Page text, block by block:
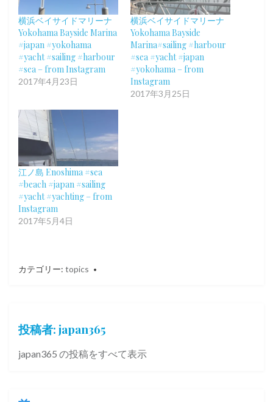
横浜ベイサイドマリーナ
Yokohama Bayside Marina
#japan #yokohama
#yacht #sailing #harbour
#sea – from Instagram
2017年4月23日
横浜ベイサイドマリーナ
Yokohama Bayside
Marina#sailing #harbour
#sea #yacht #japan
#yokohama – from
Instagram
2017年3月25日
江ノ島 Enoshima #sea
#beach #japan #sailing
#yacht #yachting – from
Instagram
2017年5月4日
カテゴリー: topics
投稿者:japan365
japan365 の投稿をすべて表示